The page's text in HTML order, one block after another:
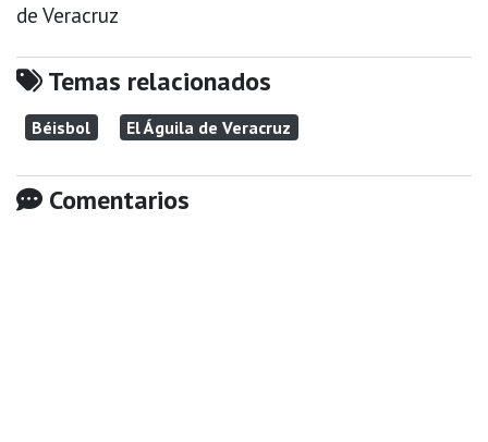
de Veracruz
Temas relacionados
Béisbol El Águila de Veracruz
Comentarios